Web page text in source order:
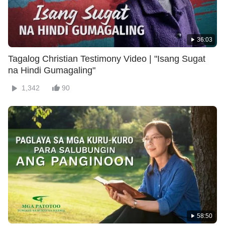
36:03
Tagalog Christian Testimony Video | "Isang Sugat
na Hindi Gumagaling"
1,342 90
58:50